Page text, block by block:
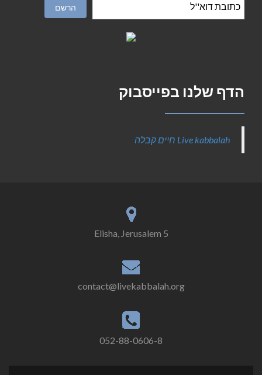
הדף שלנו בפייסבוק
‎Live kabbalah חיים קבלה‎
5 Elisha, Jerusalem
contact@livekabbalah.org
052-88-0606-8